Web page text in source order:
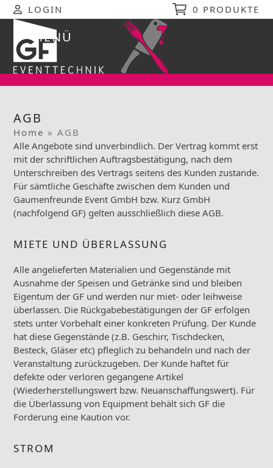
Skip
to
LOGIN 0 PRODUKTE
MENÜ
Open
mobile
menu
Close
mobile
menu
AGB
Home »AGB
Alle Angebote sind unverbindlich. Der Vertrag kommt erst
mit der schriftlichen Auftragsbestätigung, nach dem
Unterschreiben des Vertrags seitens des Kunden zustande.
Für sämtliche Geschäfte zwischen dem Kunden und
Gaumenfreunde Event GmbH bzw. Kurz GmbH
(nachfolgend GF) gelten ausschließlich diese AGB.
MIETE UND ÜBERLASSUNG
Alle angelieferten Materialien und Gegenstände mit
Ausnahme der Speisen und Getränke sind und bleiben
Eigentum der GF und werden nur miet- oder leihweise
überlassen. Die Rückgabebestätigungen der GF erfolgen
stets unter Vorbehalt einer konkreten Prüfung. Der Kunde
hat diese Gegenstände (z.B. Geschirr, Tischdecken,
Besteck, Gläser etc) pfleglich zu behandeln und nach der
Veranstaltung zurückzugeben. Der Kunde haftet für
defekte oder verloren gegangene Artikel
(Wiederherstellungswert bzw. Neuanschaffungswert). Für
die Überlassung von Equipment behält sich GF die
Forderung eine Kaution vor.
STROM